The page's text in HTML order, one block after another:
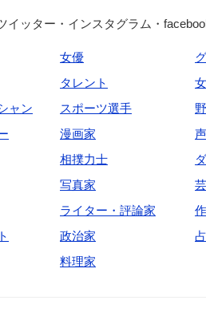
ッター・インスタグラム・
女優
タレント
ャン スポーツ選手
漫画家
相撲力士
写真家
ライター・評論家
政治家
料理家